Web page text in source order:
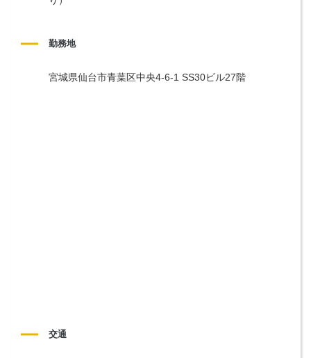
勤務地
宮城県仙台市青葉区中央4-6-1 SS30ビル27階
交通